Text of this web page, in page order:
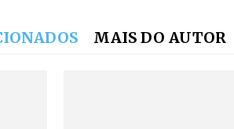
MAIS DO AUTOR